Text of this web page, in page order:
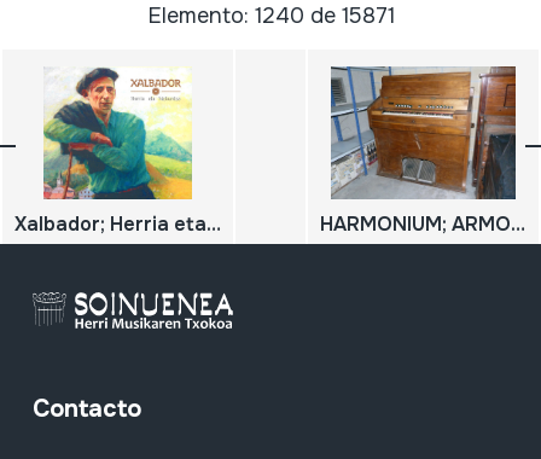
Elemento: 1240 de 15871
Xalbador; Herria eta hizkuntza HARMONIUM; ARMONIUM
Contacto